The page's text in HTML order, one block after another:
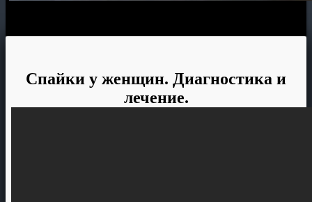
Спайки у женщин. Диагностика и
лечение.